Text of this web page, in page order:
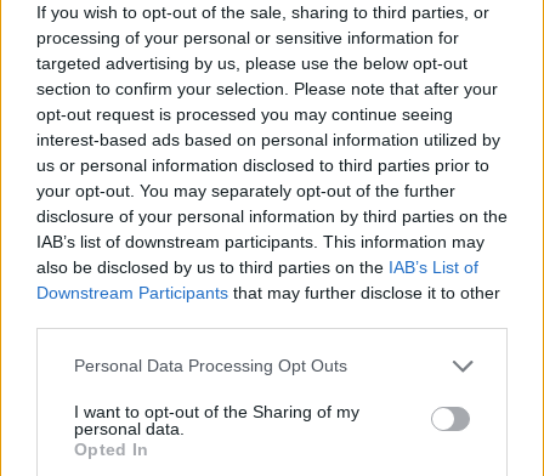
If you wish to opt-out of the sale, sharing to third parties, or
processing of your personal or sensitive information for
targeted advertising by us, please use the below opt-out
section to confirm your selection. Please note that after your
opt-out request is processed you may continue seeing
interest-based ads based on personal information utilized by
us or personal information disclosed to third parties prior to
your opt-out. You may separately opt-out of the further
disclosure of your personal information by third parties on the
IAB’s list of downstream participants. This information may
also be disclosed by us to third parties on the IAB’s List of
Downstream Participants that may further disclose it to other
Please note that this website/app uses one or more Google
not limited to your visit or usage behaviour. You may click to
grant or deny consent to Google and its third-party tags to
use your data for below specified purposes in below Google
Personal Data Processing Opt Outs
I want to opt-out of the Sharing of my
personal data.
Opted In
στην πλάτη για να τις βγάλει έξω λέγοντας «με
το καλόν να πας και με το καλόν να κλώσκεσαι»
(με το καλό να πας και με το καλό να γυρίσεις).
Μετά έσπαζε στα κέρατα του ταύρου μια
χορτόπιτα και τον κερνούσε χοντρό αλάτι
λέγοντάς τον «όσα έδωκά σε άλλα τόσα να
φερτς με» (όσα σου έδωσα, άλλα τόσα να μου
φέρεις). Στη συνέχεια έδινε στις αγελάδες και
στον ταύρο να φάνε την πίτα.